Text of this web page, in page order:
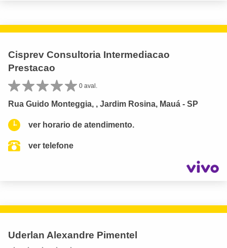
Cisprev Consultoria Intermediacao
Prestacao
0 aval.
Rua Guido Monteggia, , Jardim Rosina, Mauá - SP
ver horario de atendimento.
ver telefone
Uderlan Alexandre Pimentel